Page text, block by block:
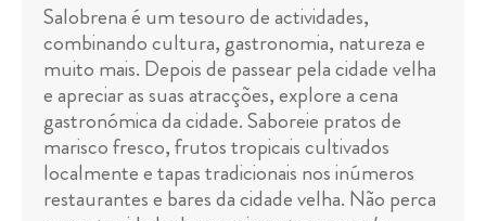
Salobrena é um tesouro de actividades,
combinando cultura, gastronomia, natureza e
muito mais. Depois de passear pela cidade velha
e apreciar as suas atracções, explore a cena
gastronómica da cidade. Saboreie pratos de
marisco fresco, frutos tropicais cultivados
localmente e tapas tradicionais nos inúmeros
restaurantes e bares da cidade velha. Não perca